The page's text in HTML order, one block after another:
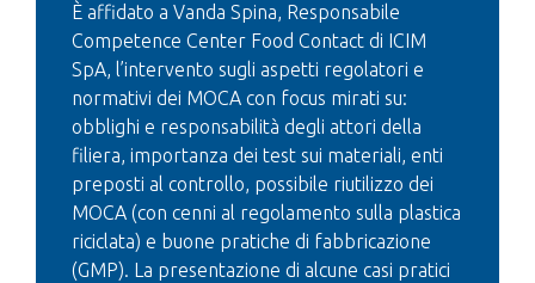
È affidato a Vanda Spina, Responsabile
Competence Center Food Contact di ICIM
SpA, l’intervento sugli aspetti regolatori e
normativi dei MOCA con focus mirati su:
obblighi e responsabilità degli attori della
filiera, importanza dei test sui materiali, enti
preposti al controllo, possibile riutilizzo dei
MOCA (con cenni al regolamento sulla plastica
riciclata) e buone pratiche di fabbricazione
(GMP). La presentazione di alcune casi pratici